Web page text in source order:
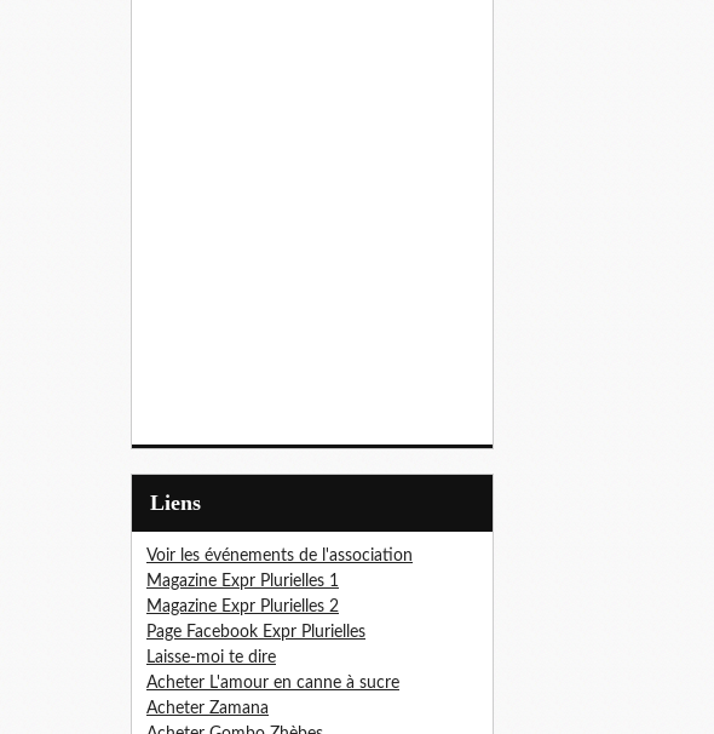
Liens
Voir les événements de l'association
Magazine Expr Plurielles 1
Magazine Expr Plurielles 2
Page Facebook Expr Plurielles
Laisse-moi te dire
Acheter L'amour en canne à sucre
Acheter Zamana